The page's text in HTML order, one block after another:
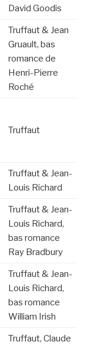
David Goodis
Truffaut & Jean
Gruault, bas
romance de
Henri-Pierre
Roché
Truffaut
Truffaut & Jean-
Louis Richard
Truffaut & Jean-
Louis Richard,
bas romance
Ray Bradbury
Truffaut & Jean-
Louis Richard,
bas romance
William Irish
Truffaut, Claude